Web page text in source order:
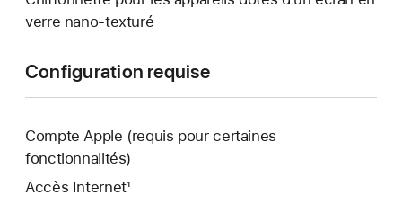
verre nano‑texturé
Configuration requise
Compte Apple (requis pour certaines
fonctionnalités)
Accès Internet¹